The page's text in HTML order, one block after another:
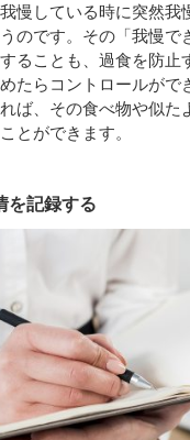
慢している時に突然我
のです。その「我慢で
ることも、過食を防止
たらコントロールがで
ば、その食べ物や似た
とができます。
を記録する